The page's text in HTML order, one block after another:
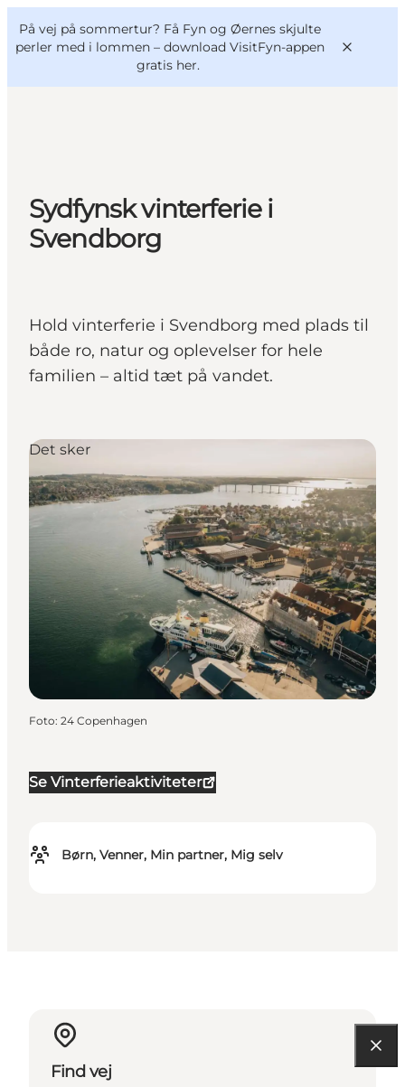
På vej på sommertur? Få Fyn og Øernes skjulte
perler med i lommen – download VisitFyn-appen
gratis her.
Oplevelser
Outdoor
Mad og drikke
VisitFyn
Deutsch
Sydfynsk vinterferie i
Svendborg
Hold vinterferie i Svendborg med plads til
både ro, natur og oplevelser for hele
familien – altid tæt på vandet.
Se Vinterferieaktiviteter
Børn, Venner, Min partner, Mig selv
Det sker
Foto: 24 Copenhagen
Find vej